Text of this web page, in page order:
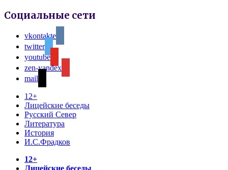
Социальные сети
vkontakte
twitter
youtube
zen-yandex
mail
12+
Лицейские беседы
Русский Север
Литература
История
И.С.Фрадков
12+